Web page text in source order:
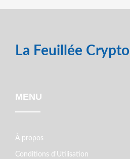
La Feuillée Crypto
MENU
À propos
Conditions d'Utilisation